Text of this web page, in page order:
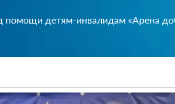
помощи детям-инвалидам «Арена